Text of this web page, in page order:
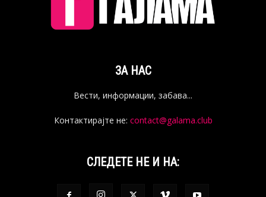
ЗА НАС
Вести, информации, забава...
Контактирајте не: contact@galama.club
СЛЕДЕТЕ НЕ И НА: